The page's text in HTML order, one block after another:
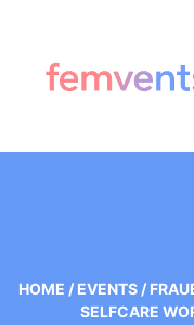
HOME / EVENTS /
SELFCARE